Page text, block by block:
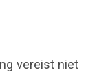
vereist niet